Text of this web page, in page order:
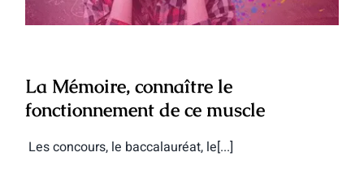
La Mémoire, connaître le
fonctionnement de ce muscle
Les concours, le baccalauréat, le[...]